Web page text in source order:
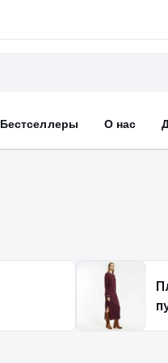
Бестселлеры О нас